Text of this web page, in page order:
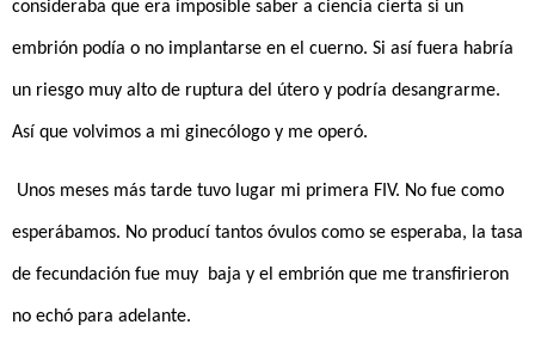
consideraba que era imposible saber a ciencia cierta si un
embrión podía o no implantarse en el cuerno. Si así fuera habría
un riesgo muy alto de ruptura del útero y podría desangrarme.
Así que volvimos a mi ginecólogo y me operó.
Unos meses más tarde tuvo lugar mi primera FIV. No fue como
esperábamos. No producí tantos óvulos como se esperaba, la tasa
de fecundación fue muy baja y el embrión que me transfirieron
no echó para adelante.